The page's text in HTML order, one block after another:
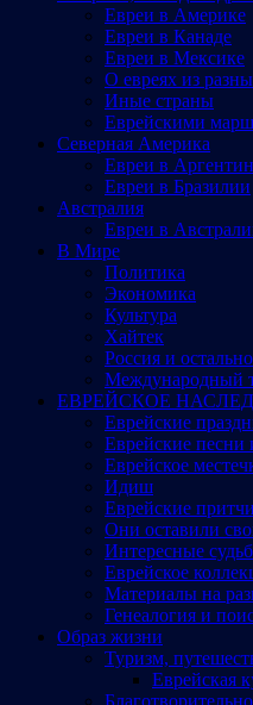
Евреи в Америке
Евреи в Канаде
Евреи в Мексике
О евреях из
Иные страны
Еврейскими
Северная Америка
Евреи в
Евреи в Бразилии
Австралия
Евреи в
В Мире
Политика
Экономика
Культура
Хайтек
Россия и
Международный
ЕВРЕЙСКОЕ
Еврейские
Еврейские песни
Еврейское
Идиш
Еврейские притчи
Они оставили
Интересные
Еврейское
Материалы на
Генеалогия и
Образ жизни
Туризм,
Еврейская